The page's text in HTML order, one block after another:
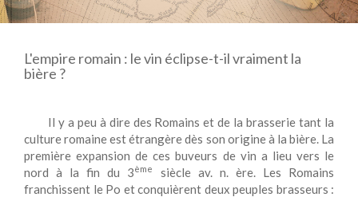
L'empire romain : le vin éclipse-t-il vraiment la
bière ?
Il y a peu à dire des Romains et de la brasserie tant la
culture romaine est étrangère dès son origine à la bière. La
première expansion de ces buveurs de vin a lieu vers le
nord à la fin du 3ème
siècle av. n. ère. Les Romains
franchissent le Po et conquièrent deux peuples brasseurs :